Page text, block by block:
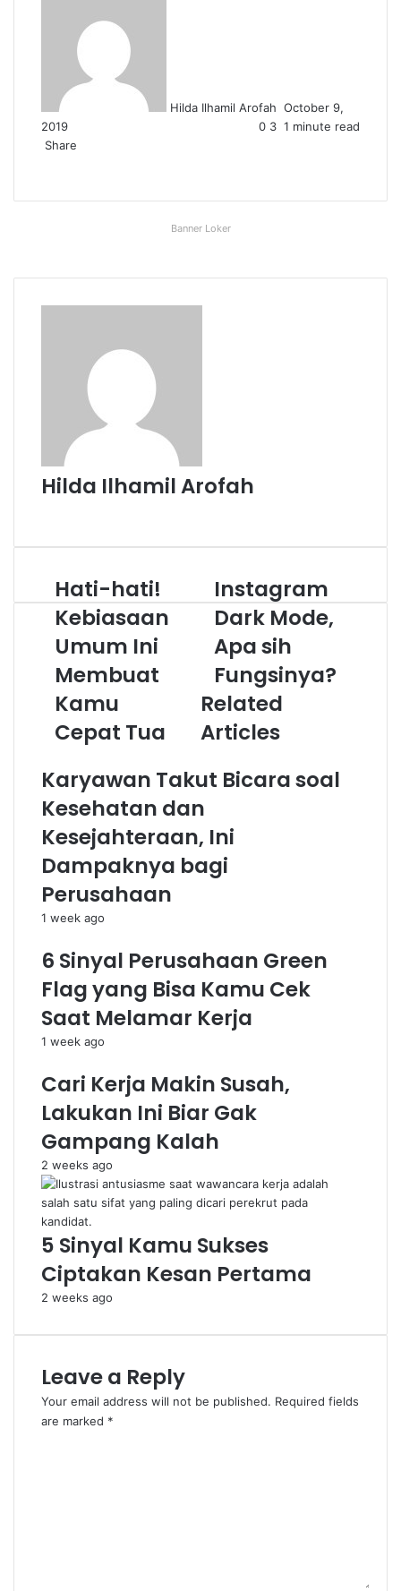
Hilda Ilhamil Arofah October 9,
2019
0 3 1 minute read
Share
Email
Banner Loker
Hilda Ilhamil Arofah
Hati-
hati!
Kebiasaan
Umum
Ini
Membuat
Kamu
Cepat
Tua
Hati-hati!
Kebiasaan
Umum Ini
Membuat
Kamu
Cepat Tua
Instagram
Dark
Mode,
Apa
sih
Fungsinya?
Instagram
Dark Mode,
Apa sih
Fungsinya?
Related
Articles
Karyawan Takut Bicara soal
Kesehatan dan
Kesejahteraan, Ini
Dampaknya bagi
Perusahaan
1 week ago
6 Sinyal Perusahaan Green
Flag yang Bisa Kamu Cek
Saat Melamar Kerja
1 week ago
Cari Kerja Makin Susah,
Lakukan Ini Biar Gak
Gampang Kalah
2 weeks ago
5 Sinyal Kamu Sukses
Ciptakan Kesan Pertama
2 weeks ago
Leave a Reply
Your email address will not be published. Required fields
are marked *